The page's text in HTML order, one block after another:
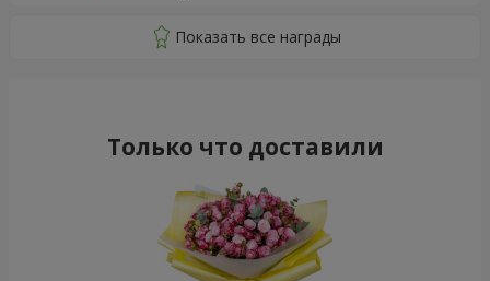
Только что доставили